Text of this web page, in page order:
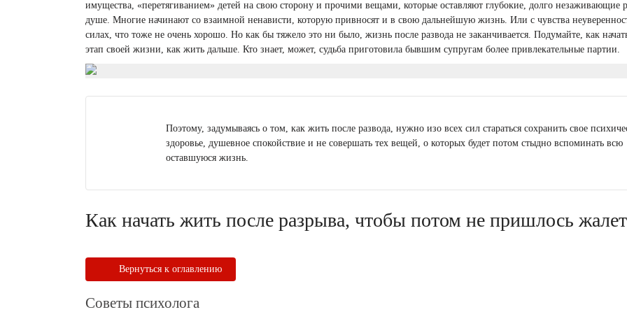
имущества, «перетягиванием» детей на свою сторону и прочими вещами, которые оставляют глубокие, долго незаживающие
душе. Многие начинают со взаимной ненависти, которую привносят и в свою дальнейшую жизнь. Или с чувства
силах, что тоже не очень хорошо. Но как бы тяжело это ни было, жизнь после развода не заканчивается. Подумайте, как
этап своей жизни, как жить дальше. Кто знает, может, судьба приготовила бывшим супругам более привлекательные партии.
Поэтому, задумываясь о том, как жить после развода, нужно изо всех сил стараться сохранить свое
здоровье, душевное спокойствие и не совершать тех вещей, о которых будет потом стыдно вспоминать всю
оставшуюся жизнь.
Как начать жить после разрыва, чтобы потом не пришлось
Вернуться к оглавлению
Советы психолога